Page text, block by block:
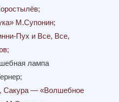
М.Супонин;
Пух и Все, Все,
лампа
Сакура — «Волшебное